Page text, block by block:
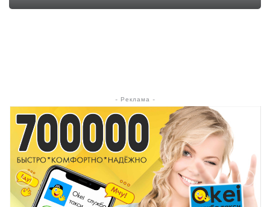
- Реклама -